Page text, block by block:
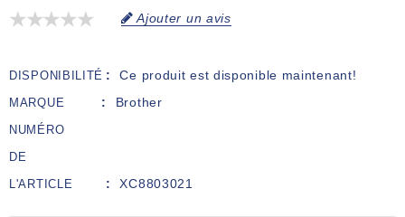
Ajouter un avis
DISPONIBILITÉ Ce produit est disponible maintenant!
MARQUE Brother
NUMÉRO
DE
L'ARTICLE
XC8803021